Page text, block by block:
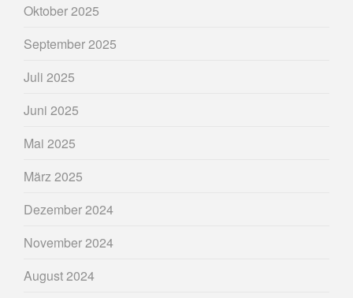
Oktober 2025
September 2025
Juli 2025
Juni 2025
Mai 2025
März 2025
Dezember 2024
November 2024
August 2024